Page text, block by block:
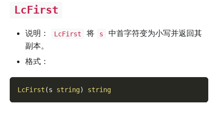
LcFirst
说明： LcFirst 将 s
中首字符变为小写并返回其
副本。
格式：
LcFirst (s string) string